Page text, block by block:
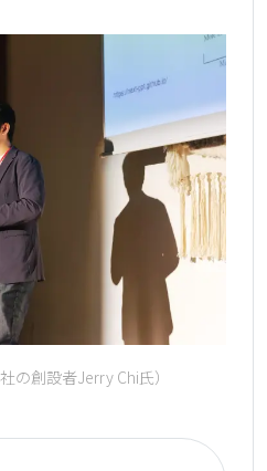
の創設者Jerry Chi氏）